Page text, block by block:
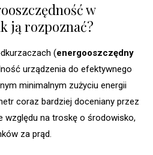
w
ją rozpoznać?
(energooszczędny
urządzenia do efektywnego
minimalnym zużyciu energii
coraz bardziej doceniany przez
względu na troskę o środowisko,
za prąd.